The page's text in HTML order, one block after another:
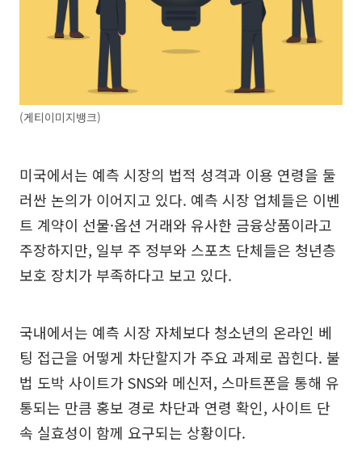
(게티이미지뱅크)
미국에서는 예측 시장의 법적 성격과 이용 연령을 둘
러싼 논의가 이어지고 있다. 예측 시장 업체들은 이벤
트 계약이 선물·옵션 거래와 유사한 금융상품이라고
주장하지만, 일부 주 정부와 스포츠 단체들은 청년층
보호 장치가 부족하다고 보고 있다.
국내에서는 예측 시장 자체보다 청소년의 온라인 베
팅 접근을 어떻게 차단할지가 주요 과제로 꼽힌다. 불
법 도박 사이트가 SNS와 메신저, 스마트폰을 통해 유
통되는 만큼 홍보 경로 차단과 연령 확인, 사이트 단
속 실효성이 함께 요구되는 상황이다.